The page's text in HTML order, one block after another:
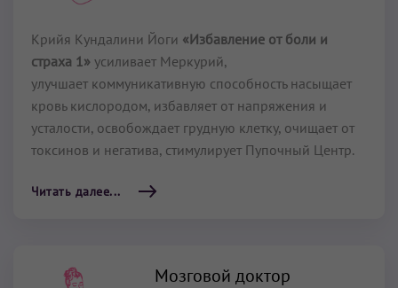
Крийя Кундалини Йоги «Избавление от боли и
страха 1» усиливает Меркурий,
улучшает коммуникативную способность насыщает
кровь кислородом, избавляет от напряжения и
усталости, освобождает грудную клетку, очищает от
токсинов и негатива, стимулирует Пупочный Центр.
Читать далее...
Мозговой доктор